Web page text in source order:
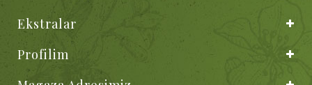
Ekstralar
Profilim